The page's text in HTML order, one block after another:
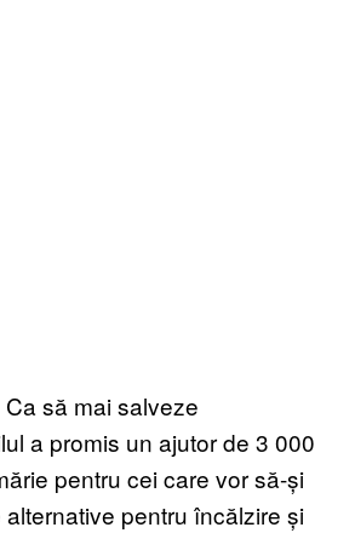
să mai salveze
a promis un ajutor de 3 000
pentru cei care vor să-și
pentru încălzire și